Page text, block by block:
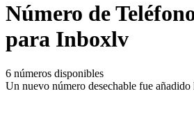
Número de
para Inboxlv
6 números disponibles
Un nuevo número desechable fue añadido